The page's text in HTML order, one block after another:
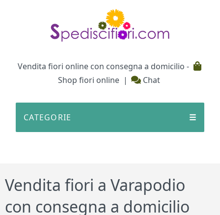
Vendita fiori online con consegna a domicilio -
Shop fiori online | Chat
CATEGORIE ☰
Vendita fiori a Varapodio
con consegna a domicilio